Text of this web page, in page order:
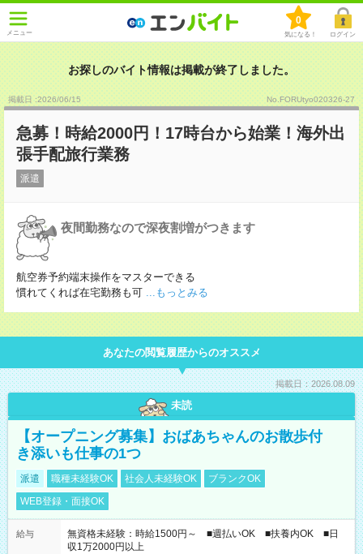
メニュー
0
気になる！ ログイン
お探しのバイト情報は掲載が終了しました。
掲載日 :2026/06/15 No.FORUtyo020326-27
急募！時給2000円！17時台から始業！海外出
張手配旅行業務
派遣
夜間勤務なので深夜割増がつきます
航空券予約端末操作をマスターできる
慣れてくれば在宅勤務も可 ...もっとみる
あなたの閲覧履歴からのオススメ
掲載日：2026.08.09
未読
【オープニング募集】おばあちゃんのお散歩付
き添いも仕事の1つ
派遣 職種未経験OK 社会人未経験OK
ブランクOK
WEB登録・面接OK
給与
無資格未経験：時給1500円～ ■週払いOK ■扶養内OK ■日
収1万2000円以上